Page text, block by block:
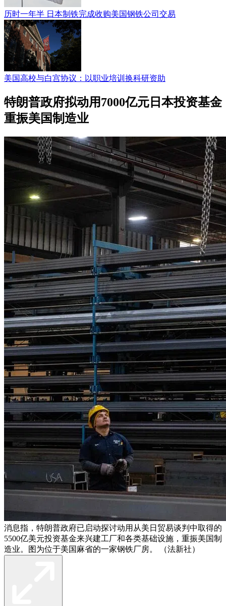
历时一年半 日本制铁完成收购美国钢铁公司交易
美国高校与白宫协议：以职业培训换科研资助
特朗普政府拟动用7000亿元日本投资基金
重振美国制造业
消息指，特朗普政府已启动探讨动用从美日贸易谈判中取得的
5500亿美元投资基金来兴建工厂和各类基础设施，重振美国制
造业。图为位于美国麻省的一家钢铁厂房。 （法新社）